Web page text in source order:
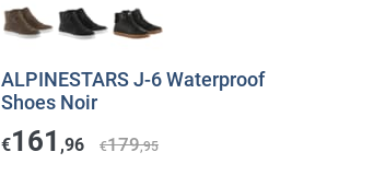
ALPINESTARS J-6 Waterproof
Shoes Noir
€161 ,96 €179,95